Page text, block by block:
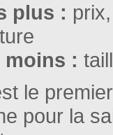
plus :
moins :
le
pour la